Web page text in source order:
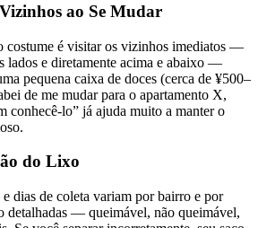
ao Se Mudar
costume é visitar os vizinhos imediatos —
lados e diretamente acima e abaixo —
pequena caixa de doces (cerca de ¥500–
de me mudar para o apartamento X,
conhecê-lo” já ajuda muito a manter o
do Lixo
e dias de coleta variam por bairro e por
detalhadas — queimável, não queimável,